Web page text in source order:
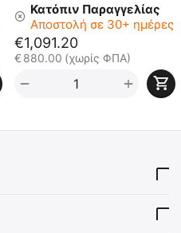
Κατόπιν Παραγγελίας
Αποστολή σε 30+ ημέρες
€1,091.20
€880.00 (χωρίς ΦΠΑ)
+
−